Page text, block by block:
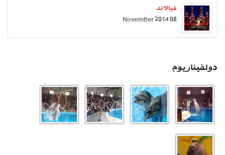
فيالاند
08 November 2014
دولفيناريوم